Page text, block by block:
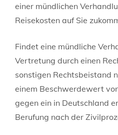
einer mündlichen
Reisekosten auf Sie
Findet eine mündliche
Vertretung durch einen
sonstigen Rechtsbeistand
einem Beschwerdewert
gegen ein in Deutschland
Berufung nach der